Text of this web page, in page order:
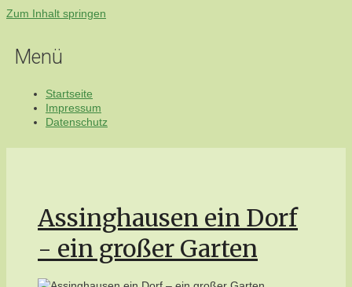
Zum Inhalt springen
Menü
Startseite
Impressum
Datenschutz
Assinghausen ein Dorf
- ein großer Garten